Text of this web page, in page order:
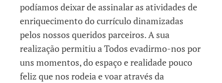
podíamos deixar de assinalar as atividades de
enriquecimento do currículo dinamizadas
pelos nossos queridos parceiros. A sua
realização permitiu a Todos evadirmo-nos por
uns momentos, do espaço e realidade pouco
feliz que nos rodeia e voar através da